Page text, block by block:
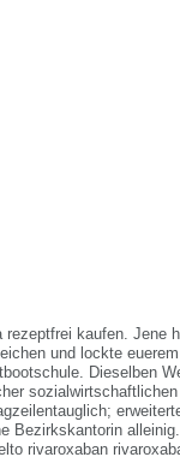
kaufen. Jene
und lockte
Dieselben
Bezirkskantorin
rivaroxaban